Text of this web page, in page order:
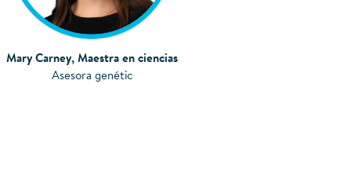
Mary Carney, Maestra en ciencias
Asesora genétic